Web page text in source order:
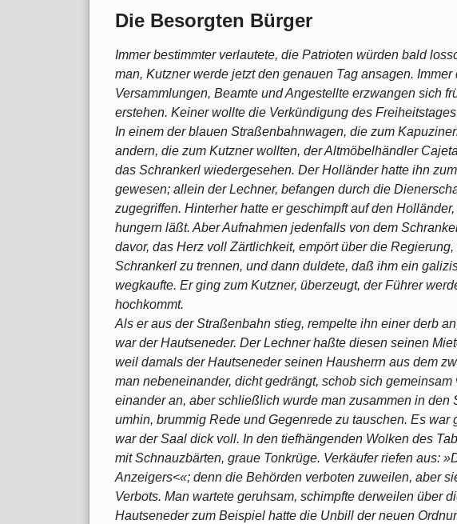
Die Besorgten Bürger
Immer bestimmter verlautete, die Patrioten würden bald
man, Kutzner werde jetzt den genauen Tag ansagen.
Versammlungen, Beamte und Angestellte erzwangen sich
erstehen. Keiner wollte die Verkündigung des
In einem der blauen Straßenbahnwagen, die zum
andern, die zum Kutzner wollten, der Altmöbelhändler
das Schrankerl wiedergesehen. Der Holländer hatte ihn
gewesen; allein der Lechner, befangen durch die
zugegriffen. Hinterher hatte er geschimpft auf den
hungern läßt. Aber Aufnahmen jedenfalls von dem
davor, das Herz voll Zärtlichkeit, empört über die
Schrankerl zu trennen, und dann duldete, daß ihm ein
wegkaufte. Er ging zum Kutzner, überzeugt, der Führer
hochkommt.
Als er aus der Straßenbahn stieg, rempelte ihn einer derb
war der Hautseneder. Der Lechner haßte diesen seinen
weil damals der Hautseneder seinen Hausherrn aus dem
man nebeneinander, dicht gedrängt, schob sich
einander an, aber schließlich wurde man zusammen in
umhin, brummig Rede und Gegenrede zu tauschen. Es
war der Saal dick voll. In den tiefhängenden Wolken des
mit Schnauzbärten, graue Tonkrüge. Verkäufer riefen aus:
Anzeigers<«; denn die Behörden verboten zuweilen, aber
Verbots. Man wartete geruhsam, schimpfte derweilen über
Hautseneder zum Beispiel hatte die Unbill der neuen